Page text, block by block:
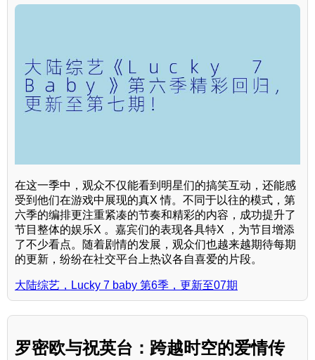
在这一季中，观众不仅能看到明星们的搞笑互动，还能感
受到他们在游戏中展现的真X 情。不同于以往的模式，第
六季的编排更注重紧凑的节奏和精彩的内容，成功提升了
节目整体的娱乐X 。嘉宾们的表现各具特X ，为节目增添
了不少看点。随着剧情的发展，观众们也越来越期待每期
的更新，纷纷在社交平台上热议各自喜爱的片段。
大陆综艺，Lucky 7 baby 第6季，更新至07期
罗密欧与祝英台：跨越时空的爱情传